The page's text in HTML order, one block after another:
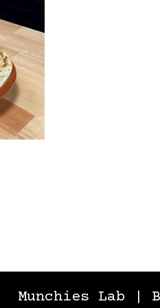
Munchies Lab |